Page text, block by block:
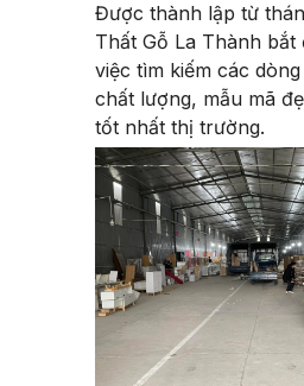
Được thành lập từ
Thất Gỗ La Thành bắt
việc tìm kiếm các
chất lượng, mẫu mã
tốt nhất thị trường.